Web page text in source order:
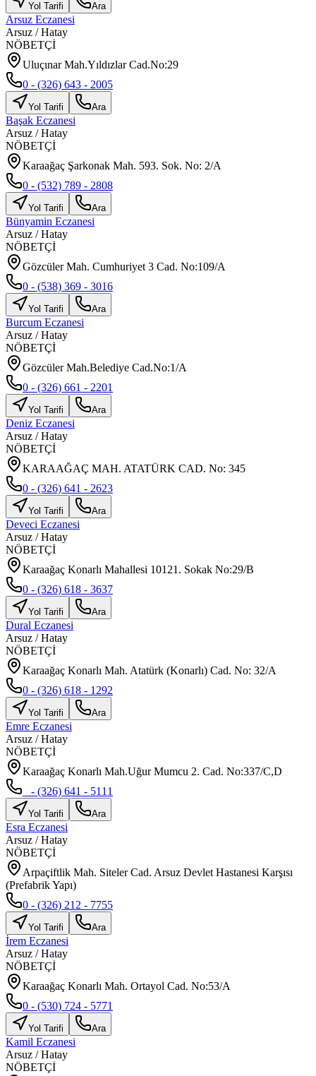
Yol Tarifi Ara
Arsuz Eczanesi
Arsuz /Hatay
NÖBETÇİ
Uluçınar Mah.Yıldızlar Cad.No:29
0 - (326) 643 - 2005
Yol Tarifi Ara
Başak Eczanesi
Arsuz /Hatay
NÖBETÇİ
Karaağaç Şarkonak Mah. 593. Sok. No: 2/A
0 - (532) 789 - 2808
Yol Tarifi Ara
Bünyamin Eczanesi
Arsuz /Hatay
NÖBETÇİ
Gözcüler Mah. Cumhuriyet 3 Cad. No:109/A
0 - (538) 369 - 3016
Yol Tarifi Ara
Burcum Eczanesi
Arsuz /Hatay
NÖBETÇİ
Gözcüler Mah.Belediye Cad.No:1/A
0 - (326) 661 - 2201
Yol Tarifi Ara
Deniz Eczanesi
Arsuz /Hatay
NÖBETÇİ
KARAAĞAÇ MAH. ATATÜRK CAD. No: 345
0 - (326) 641 - 2623
Yol Tarifi Ara
Deveci Eczanesi
Arsuz /Hatay
NÖBETÇİ
Karaağaç Konarlı Mahallesi 10121. Sokak No:29/B
0 - (326) 618 - 3637
Yol Tarifi Ara
Dural Eczanesi
Arsuz /Hatay
NÖBETÇİ
Karaağaç Konarlı Mah. Atatürk (Konarlı) Cad. No: 32/A
0 - (326) 618 - 1292
Yol Tarifi Ara
Emre Eczanesi
Arsuz /Hatay
NÖBETÇİ
Karaağaç Konarlı Mah.Uğur Mumcu 2. Cad. No:337/C,D
_ - (326) 641 - 5111
Yol Tarifi Ara
Esra Eczanesi
Arsuz /Hatay
NÖBETÇİ
Arpaçiftlik Mah. Siteler Cad. Arsuz Devlet Hastanesi Karşısı
(Prefabrik Yapı)
0 - (326) 212 - 7755
Yol Tarifi Ara
İrem Eczanesi
Arsuz /Hatay
NÖBETÇİ
Karaağaç Konarlı Mah. Ortayol Cad. No:53/A
0 - (530) 724 - 5771
Yol Tarifi Ara
Kamil Eczanesi
Arsuz /Hatay
NÖBETÇİ